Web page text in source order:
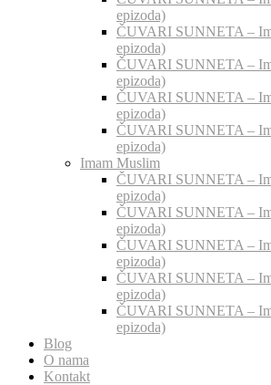
epizoda)
ČUVARI SUNNETA –
epizoda)
ČUVARI SUNNETA –
epizoda)
ČUVARI SUNNETA –
epizoda)
ČUVARI SUNNETA –
epizoda)
Imam Muslim
ČUVARI SUNNETA –
epizoda)
ČUVARI SUNNETA –
epizoda)
ČUVARI SUNNETA –
epizoda)
ČUVARI SUNNETA –
epizoda)
ČUVARI SUNNETA –
epizoda)
Blog
O nama
Kontakt